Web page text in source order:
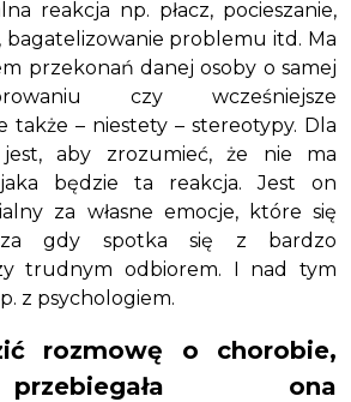
reakcja np. płacz, pocieszanie,
bagatelizowanie problemu itd. Ma
przekonań danej osoby o samej
czy wcześniejsze
także – niestety – stereotypy. Dla
aby zrozumieć, że nie ma
będzie ta reakcja. Jest on
za własne emocje, które się
gdy spotka się z bardzo
trudnym odbiorem. I nad tym
z psychologiem.
rozmowę o chorobie,
ona